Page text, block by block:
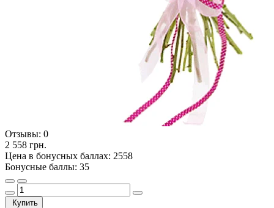
Отзывы: 0
2 558 грн.
Цена в бонусных баллах: 2558
Бонусные баллы: 35
Купить